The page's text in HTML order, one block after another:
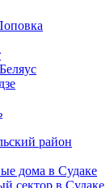
район
дома в Судаке
сектор в Судаке